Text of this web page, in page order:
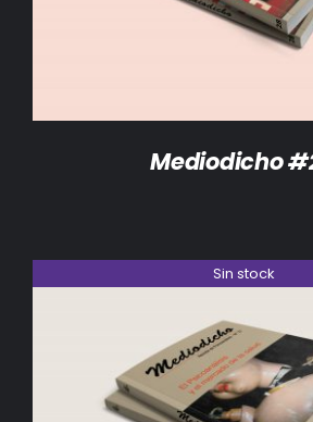
Mediodicho
Sin stock
DETALLES